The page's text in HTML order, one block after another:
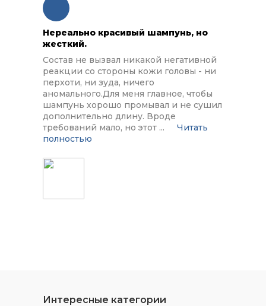
Нереально красивый шампунь, но
жесткий.
Состав не вызвал никакой негативной
реакции со стороны кожи головы - ни
перхоти, ни зуда, ничего
аномального.Для меня главное, чтобы
шампунь хорошо промывал и не сушил
дополнительно длину. Вроде
требований мало, но этот ...
Читать
полностью
Интересные категории